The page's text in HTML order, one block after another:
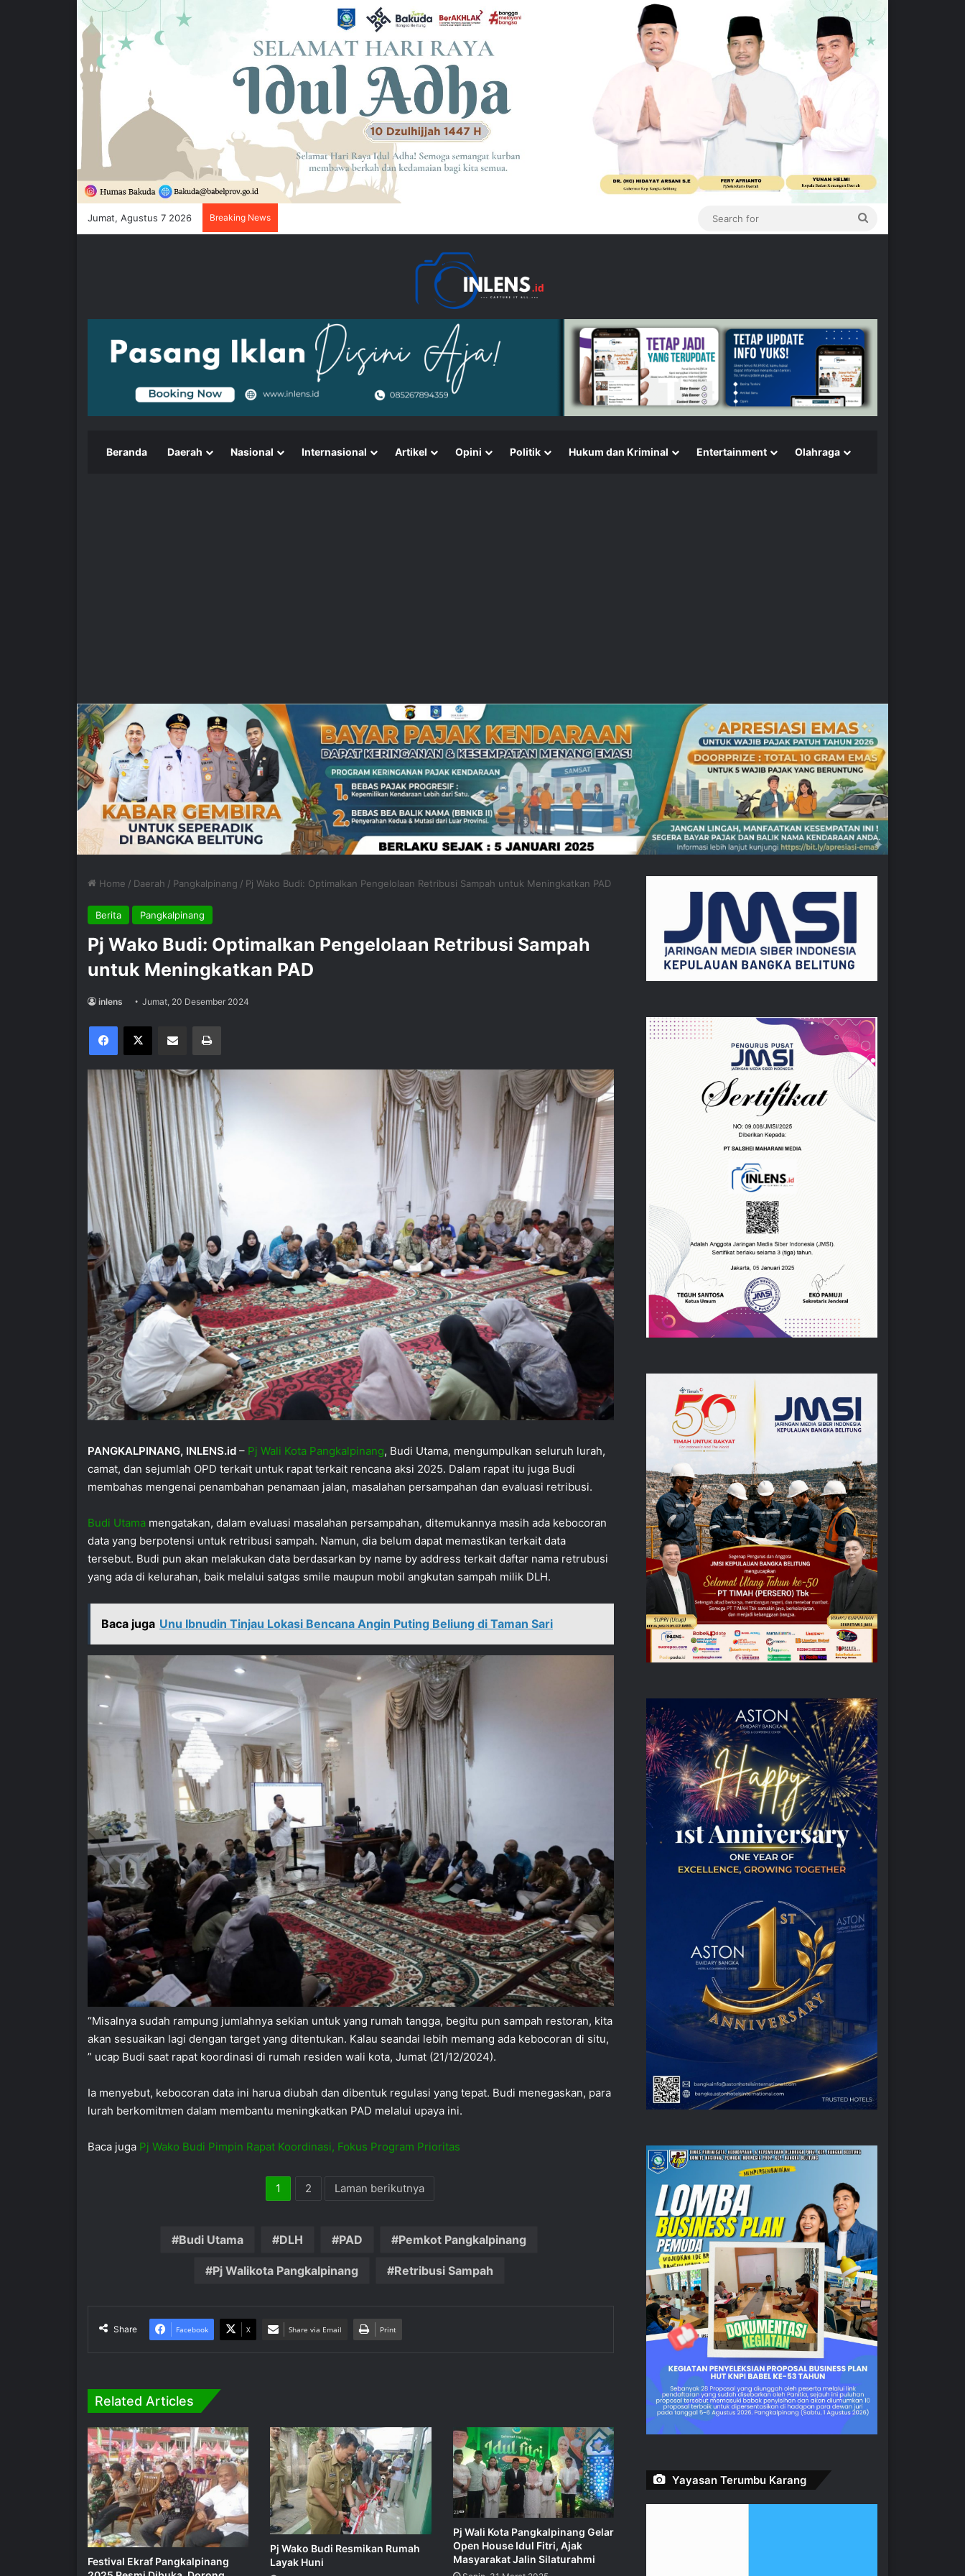
Jumat, Agustus 7 2026 Breaking News
Beranda Daerah Nasional Internasional Artikel Opini Politik Hukum dan Kriminal Entertainment Olahraga
Home / Daerah / Pangkalpinang / Pj Wako Budi: Optimalkan Pengelolaan Retribusi Sampah untuk Meningkatkan PAD
Berita Pangkalpinang
Pj Wako Budi: Optimalkan Pengelolaan Retribusi Sampah
untuk Meningkatkan PAD
inlens Jumat, 20 Desember 2024
Facebook
X Share via Email Print
PANGKALPINANG, INLENS.id – Pj Wali Kota Pangkalpinang, Budi Utama, mengumpulkan seluruh lurah,
camat, dan sejumlah OPD terkait untuk rapat terkait rencana aksi 2025. Dalam rapat itu juga Budi
membahas mengenai penambahan penamaan jalan, masalahan persampahan dan evaluasi retribusi.
Budi Utama mengatakan, dalam evaluasi masalahan persampahan, ditemukannya masih ada kebocoran
data yang berpotensi untuk retribusi sampah. Namun, dia belum dapat memastikan terkait data
tersebut. Budi pun akan melakukan data berdasarkan by name by address terkait daftar nama retrubusi
yang ada di kelurahan, baik melalui satgas smile maupun mobil angkutan sampah milik DLH.
Baca juga Unu Ibnudin Tinjau Lokasi Bencana Angin Puting Beliung di Taman Sari
“Misalnya sudah rampung jumlahnya sekian untuk yang rumah tangga, begitu pun sampah restoran, kita
akan sesuaikan lagi dengan target yang ditentukan. Kalau seandai lebih memang ada kebocoran di situ,
” ucap Budi saat rapat koordinasi di rumah residen wali kota, Jumat (21/12/2024).
Ia menyebut, kebocoran data ini harua diubah dan dibentuk regulasi yang tepat. Budi menegaskan, para
lurah berkomitmen dalam membantu meningkatkan PAD melalui upaya ini.
Baca juga Pj Wako Budi Pimpin Rapat Koordinasi, Fokus Program Prioritas
1 2 Laman berikutnya
Budi Utama DLH PAD Pemkot Pangkalpinang
Pj Walikota Pangkalpinang Retribusi Sampah
Share Facebook X Share via Email Print
Related Articles
Festival Ekraf Pangkalpinang
Pj Wako Budi Resmikan Rumah
Layak Huni
Pj Wali Kota Pangkalpinang Gelar
Open House Idul Fitri, Ajak
Masyarakat Jalin Silaturahmi
Yayasan Terumbu Karang